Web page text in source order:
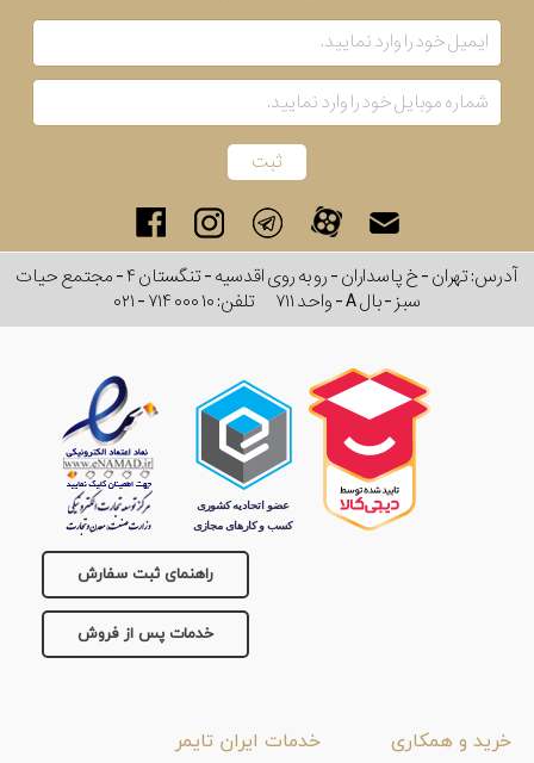
آدرس: تهران - خ پاسداران - رو به روی اقدسیه - تنگستان ۴ - مجتمع حیات
سبز - بال A - واحد ۷۱۱
تلفن:۰۲۱ - ۷۱۴ ۰۰۰ ۱۰
راهنمای ثبت سفارش
خدمات پس از فروش
خرید و همکاری خدمات ایران تایمر